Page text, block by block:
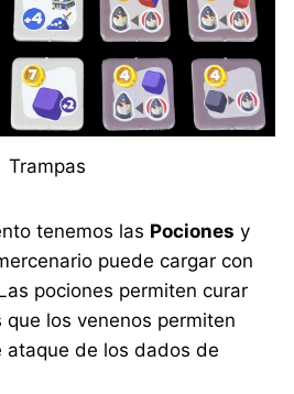
Trampas
tenemos las Pociones y
puede cargar con
pociones permiten curar
los venenos permiten
ataque de los dados de